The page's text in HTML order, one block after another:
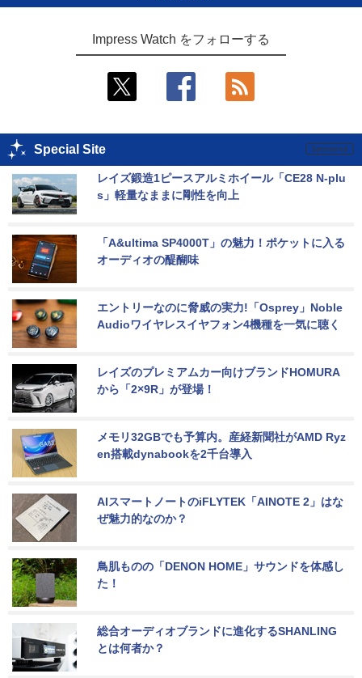
Impress Watch をフォローする
Special Site
レイズ鍛造1ピースアルミホイール「CE28 N-plu
s」軽量なままに剛性を向上
「A&ultima SP4000T」の魅力！ポケットに入る
オーディオの醍醐味
エントリーなのに脅威の実力!「Osprey」Noble
Audioワイヤレスイヤフォン4機種を一気に聴く
レイズのプレミアムカー向けブランドHOMURA
から「2×9R」が登場！
メモリ32GBでも予算内。産経新聞社がAMD Ryz
en搭載dynabookを2千台導入
AIスマートノートのiFLYTEK「AINOTE 2」はな
ぜ魅力的なのか？
鳥肌ものの「DENON HOME」サウンドを体感し
た！
総合オーディオブランドに進化するSHANLING
とは何者か？